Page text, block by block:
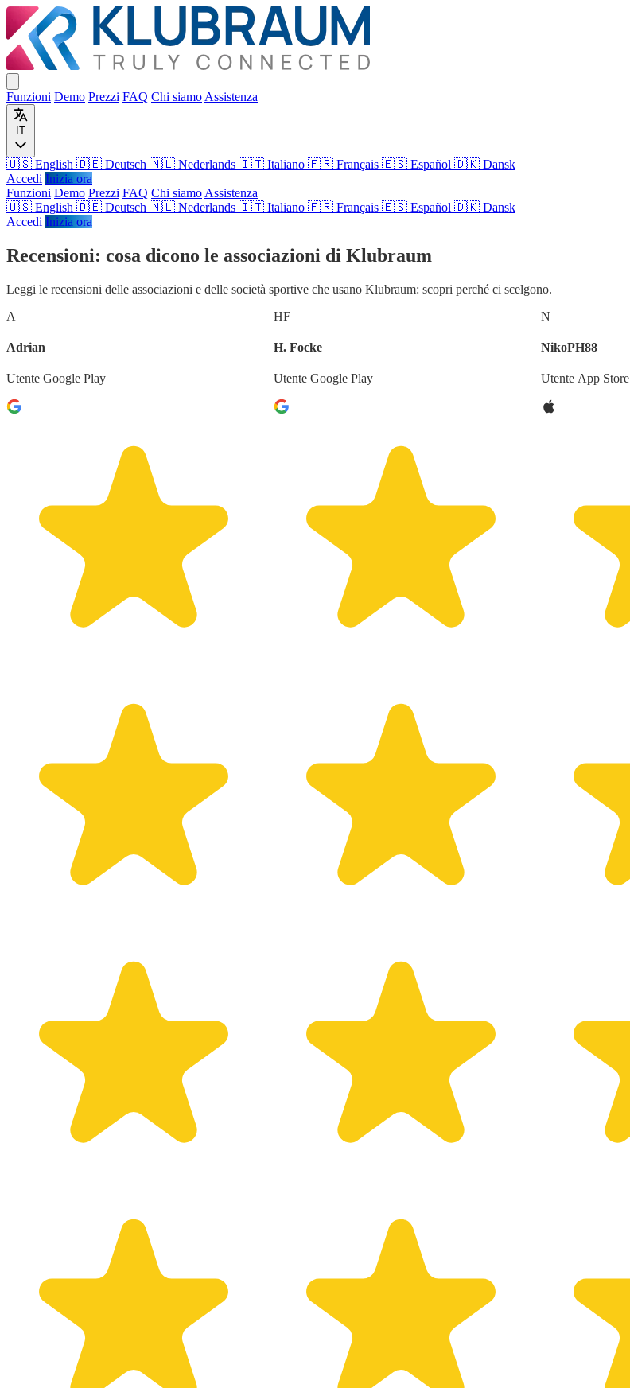
Funzioni Demo Prezzi FAQ Chi siamo Assistenza
IT
🇺🇸 English 🇩🇪 Deutsch 🇳🇱 Nederlands 🇮🇹 Italiano 🇫🇷 Français 🇪🇸 Español 🇩🇰 Dansk
Accedi Inizia ora
Funzioni Demo Prezzi FAQ Chi siamo Assistenza
🇺🇸 English 🇩🇪 Deutsch 🇳🇱 Nederlands 🇮🇹 Italiano 🇫🇷 Français 🇪🇸 Español 🇩🇰 Dansk
Accedi Inizia ora
Recensioni: cosa dicono le associazioni di Klubraum
Leggi le recensioni delle associazioni e delle società sportive che usano Klubraum: scopri perché ci scelgono.
A
Adrian
Utente Google Play
HF
H. Focke
Utente Google Play
N
NikoPH88
Utente App Store